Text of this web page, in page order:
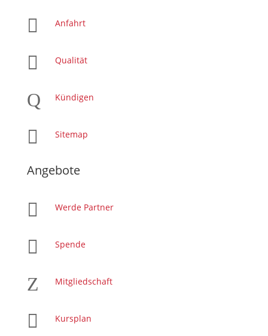
 Anfahrt
 Qualität
Q Kündigen
 Sitemap
Angebote
 Werde Partner
 Spende
Z Mitgliedschaft
 Kursplan